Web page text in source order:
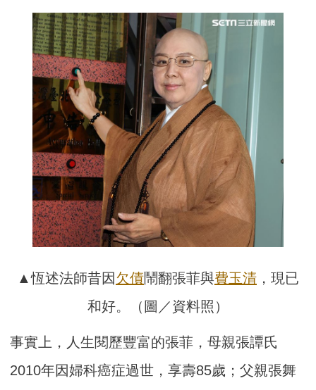
▲恆述法師昔因欠債鬧翻張菲與費玉清 ，現已
和好。（圖／資料照）
事實上，人生閱歷豐富的張菲，母親張譚氏
2010年因婦科癌症過世，享壽85歲；父親張舞